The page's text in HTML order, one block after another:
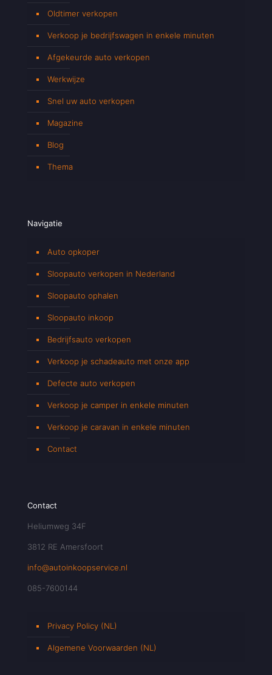
Oldtimer verkopen
Verkoop je bedrijfswagen in enkele minuten
Afgekeurde auto verkopen
Werkwijze
Snel uw auto verkopen
Magazine
Blog
Thema
Navigatie
Auto opkoper
Sloopauto verkopen in Nederland
Sloopauto ophalen
Sloopauto inkoop
Bedrijfsauto verkopen
Verkoop je schadeauto met onze app
Defecte auto verkopen
Verkoop je camper in enkele minuten
Verkoop je caravan in enkele minuten
Contact
Contact
Heliumweg 34F
3812 RE Amersfoort
info@autoinkoopservice.nl
085-7600144
Privacy Policy (NL)
Algemene Voorwaarden (NL)